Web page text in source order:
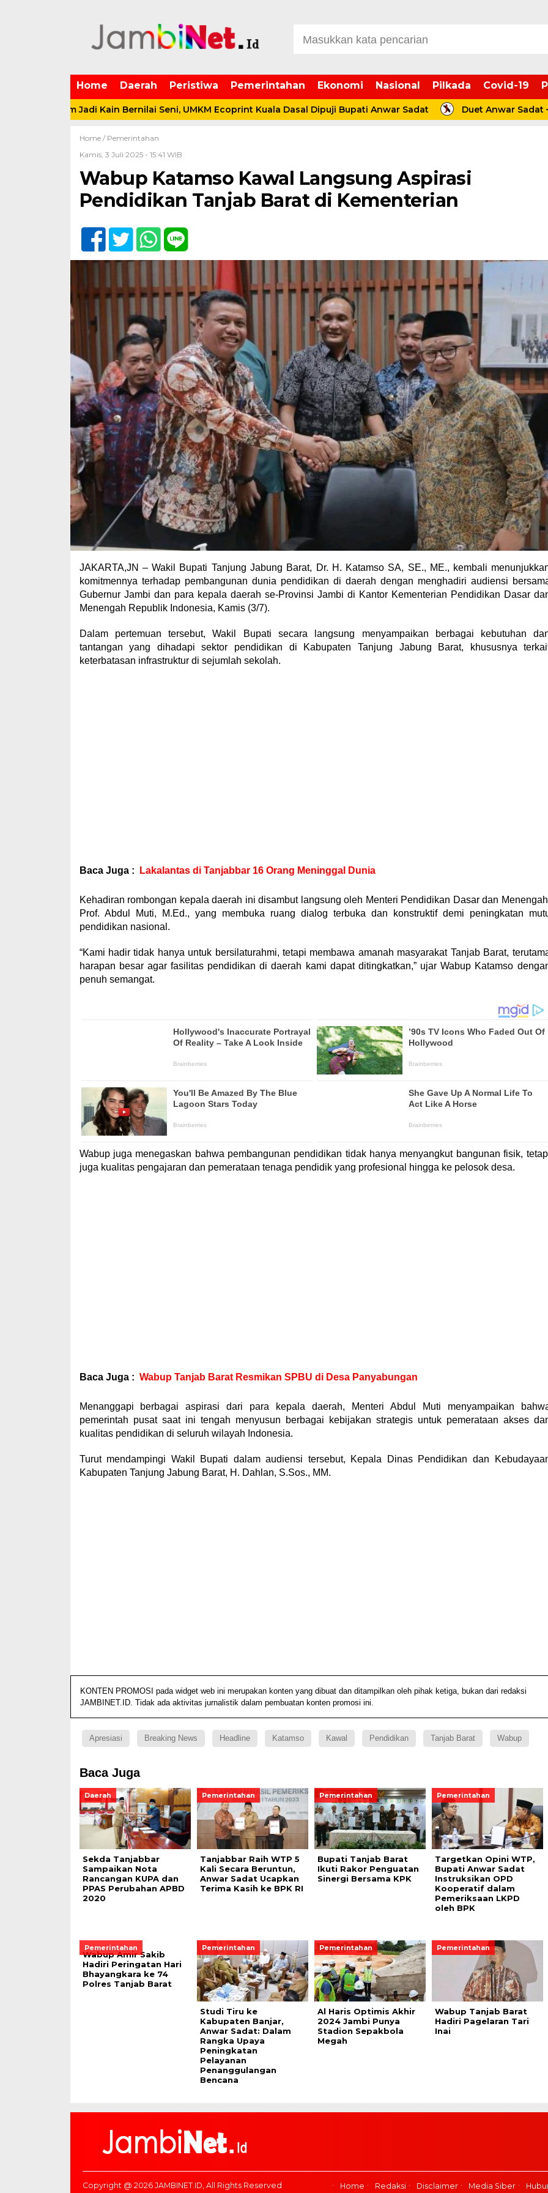
Home Daerah Peristiwa Pemerintahan Ekonomi Nasional Pilkada Covid-19
Jadi Kain Bernilai Seni, UMKM Ecoprint Kuala Dasal Dipuji Bupati Anwar Sadat Duet Anwar Sadat –
Home / Pemerintahan
Kamis, 3 Juli 2025 - 15:41 WIB
Wabup Katamso Kawal Langsung Aspirasi
Pendidikan Tanjab Barat di Kementerian
JAKARTA,JN – Wakil Bupati Tanjung Jabung Barat, Dr. H. Katamso SA, SE., ME., kembali
komitmennya terhadap pembangunan dunia pendidikan di daerah dengan menghadiri audiensi
Gubernur Jambi dan para kepala daerah se-Provinsi Jambi di Kantor Kementerian Pendidikan Dasar
Menengah Republik Indonesia, Kamis (3/7).
Dalam pertemuan tersebut, Wakil Bupati secara langsung menyampaikan berbagai kebutuhan
tantangan yang dihadapi sektor pendidikan di Kabupaten Tanjung Jabung Barat, khususnya
keterbatasan infrastruktur di sejumlah sekolah.
Baca Juga : Lakalantas di Tanjabbar 16 Orang Meninggal Dunia
Kehadiran rombongan kepala daerah ini disambut langsung oleh Menteri Pendidikan Dasar dan
Prof. Abdul Muti, M.Ed., yang membuka ruang dialog terbuka dan konstruktif demi peningkatan
pendidikan nasional.
“Kami hadir tidak hanya untuk bersilaturahmi, tetapi membawa amanah masyarakat Tanjab Barat,
harapan besar agar fasilitas pendidikan di daerah kami dapat ditingkatkan,” ujar Wabup Katamso
penuh semangat.
Wabup juga menegaskan bahwa pembangunan pendidikan tidak hanya menyangkut bangunan fisik,
juga kualitas pengajaran dan pemerataan tenaga pendidik yang profesional hingga ke pelosok desa.
Baca Juga : Wabup Tanjab Barat Resmikan SPBU di Desa Panyabungan
Menanggapi berbagai aspirasi dari para kepala daerah, Menteri Abdul Muti menyampaikan
pemerintah pusat saat ini tengah menyusun berbagai kebijakan strategis untuk pemerataan akses
kualitas pendidikan di seluruh wilayah Indonesia.
Turut mendampingi Wakil Bupati dalam audiensi tersebut, Kepala Dinas Pendidikan dan
Kabupaten Tanjung Jabung Barat, H. Dahlan, S.Sos., MM.
KONTEN PROMOSI pada widget web ini merupakan konten yang dibuat dan ditampilkan oleh pihak ketiga, bukan dari redaksi
JAMBINET.ID. Tidak ada aktivitas jurnalistik dalam pembuatan konten promosi ini.
Apresiasi Breaking News Headline Katamso Kawal Pendidikan Tanjab Barat Wabup
Baca Juga
Daerah
Sekda Tanjabbar
Sampaikan Nota
Rancangan KUPA dan
PPAS Perubahan APBD
2020
Pemerintahan
Tanjabbar Raih WTP 5
Kali Secara Beruntun,
Anwar Sadat Ucapkan
Terima Kasih ke BPK RI
Pemerintahan
Bupati Tanjab Barat
Ikuti Rakor Penguatan
Sinergi Bersama KPK
Pemerintahan
Targetkan Opini WTP,
Bupati Anwar Sadat
Instruksikan OPD
Kooperatif dalam
Pemeriksaan LKPD
oleh BPK
Pemerintahan
Wabup Amir Sakib
Hadiri Peringatan Hari
Bhayangkara ke 74
Polres Tanjab Barat
Pemerintahan
Studi Tiru ke
Kabupaten Banjar,
Anwar Sadat: Dalam
Rangka Upaya
Peningkatan
Pelayanan
Penanggulangan
Bencana
Pemerintahan
Al Haris Optimis Akhir
2024 Jambi Punya
Stadion Sepakbola
Megah
Pemerintahan
Wabup Tanjab Barat
Hadiri Pagelaran Tari
Inai
Copyright @ 2026 JAMBINET.ID, All Rights Reserved Home Redaksi Disclaimer Media Siber